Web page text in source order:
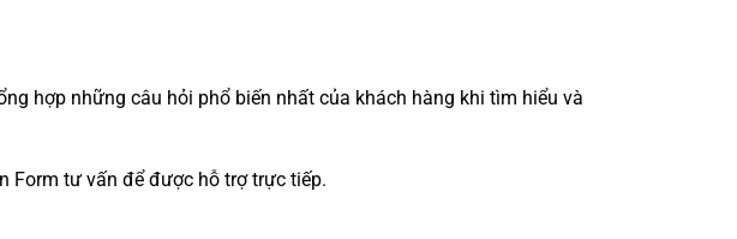
hợp những câu hỏi phổ biến nhất của khách hàng khi tìm hiểu và
Form tư vấn để được hỗ trợ trực tiếp.